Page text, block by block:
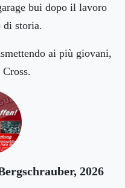
bui dopo il lavoro
di storia.
ai più giovani,
2026